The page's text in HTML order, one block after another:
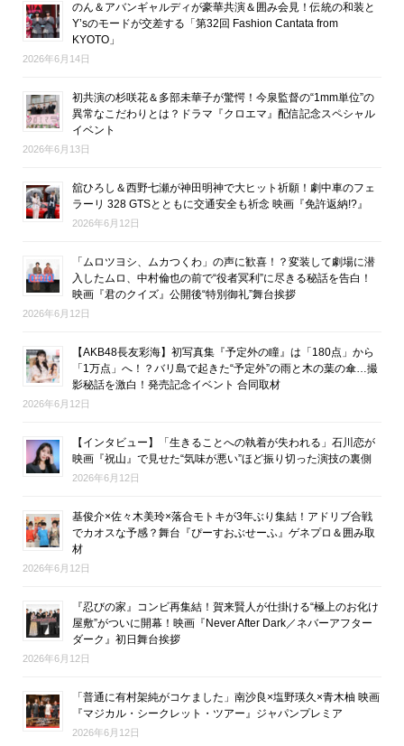
のん＆アバンギャルディが豪華共演＆囲み会見！伝統の和装と
Y’sのモードが交差する「第32回 Fashion Cantata from
KYOTO」
2026年6月14日
初共演の杉咲花＆多部未華子が驚愕！今泉監督の“1mm単位”の
異常なこだわりとは？ドラマ『クロエマ』配信記念スペシャル
イベント
2026年6月13日
舘ひろし＆西野七瀬が神田明神で大ヒット祈願！劇中車のフェ
ラーリ 328 GTSとともに交通安全も祈念 映画『免許返納!?』
2026年6月12日
「ムロツヨシ、ムカつくわ」の声に歓喜！？変装して劇場に潜
入したムロ、中村倫也の前で“役者冥利”に尽きる秘話を告白！
映画『君のクイズ』公開後“特別御礼”舞台挨拶
2026年6月12日
【AKB48長友彩海】初写真集『予定外の瞳』は「180点」から
「1万点」へ！？バリ島で起きた“予定外”の雨と木の葉の傘…撮
影秘話を激白！発売記念イベント 合同取材
2026年6月12日
【インタビュー】「生きることへの執着が失われる」石川恋が
映画『祝山』で見せた“気味が悪い”ほど振り切った演技の裏側
2026年6月12日
基俊介×佐々木美玲×落合モトキが3年ぶり集結！アドリブ合戦
でカオスな予感？舞台『ぴーすおぶせーふ』ゲネプロ＆囲み取
材
2026年6月12日
『忍びの家』コンビ再集結！賀来賢人が仕掛ける“極上のお化け
屋敷”がついに開幕！映画『Never After Dark／ネバーアフター
ダーク』初日舞台挨拶
2026年6月12日
「普通に有村架純がコケました」南沙良×塩野瑛久×青木柚 映画
『マジカル・シークレット・ツアー』ジャパンプレミア
2026年6月12日